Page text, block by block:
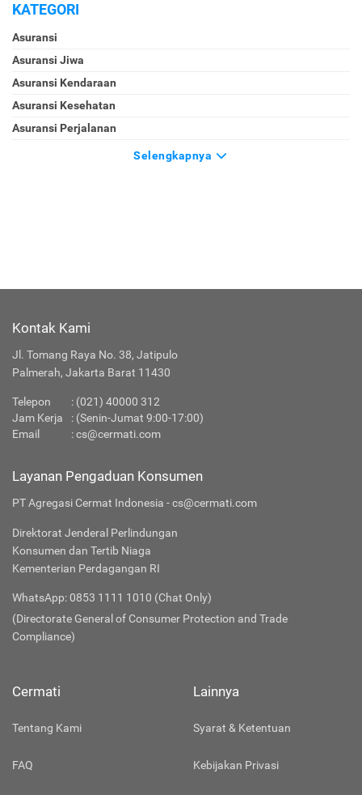
KATEGORI
Asuransi
Asuransi Jiwa
Asuransi Kendaraan
Asuransi Kesehatan
Asuransi Perjalanan
Selengkapnya
Kontak Kami
Jl. Tomang Raya No. 38, Jatipulo
Palmerah, Jakarta Barat 11430
Telepon : (021) 40000 312
Jam Kerja
: (Senin-Jumat 9:00-17:00)
Email
:cs@cermati.com
Layanan Pengaduan Konsumen
PT Agregasi Cermat Indonesia - cs@cermati.com
Direktorat Jenderal Perlindungan
Konsumen dan Tertib Niaga
Kementerian Perdagangan RI
WhatsApp: 0853 1111 1010 (Chat Only)
(Directorate General of Consumer Protection and Trade
Compliance)
Cermati
Tentang Kami
FAQ
Lainnya
Syarat & Ketentuan
Kebijakan Privasi